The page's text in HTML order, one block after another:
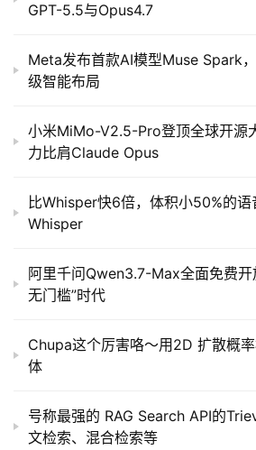
GPT-5.5与Opus4.7
Meta发布首款AI模型Muse Spark
级智能布局
小米MiMo-V2.5-Pro登顶全球开源
力比肩Claude Opus
比Whisper快6倍，体积小50%的
Whisper
阿里千问Qwen3.7-Max全面免费开
无门槛”时代
Chupa这个厉害咯～用2D 扩散概
体
号称最强的 RAG Search API的
文检索、混合检索等